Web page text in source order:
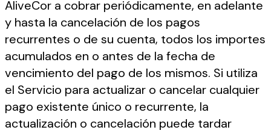
AliveCor a cobrar periódicamente, en adelante
y hasta la cancelación de los pagos
recurrentes o de su cuenta, todos los importes
acumulados en o antes de la fecha de
vencimiento del pago de los mismos. Si utiliza
el Servicio para actualizar o cancelar cualquier
pago existente único o recurrente, la
actualización o cancelación puede tardar